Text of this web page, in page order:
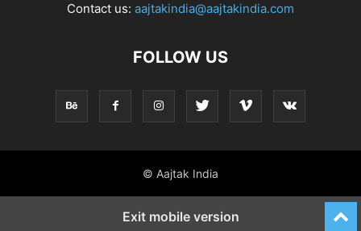
Contact us: aajtakindia@aajtakindia.com
FOLLOW US
© Aajtak India
Exit mobile version